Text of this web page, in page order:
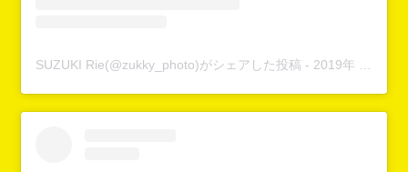
SUZUKI Rie(@zukky_photo)がシェアした投稿 - 2019年 9月月1日午前1時44分PDT